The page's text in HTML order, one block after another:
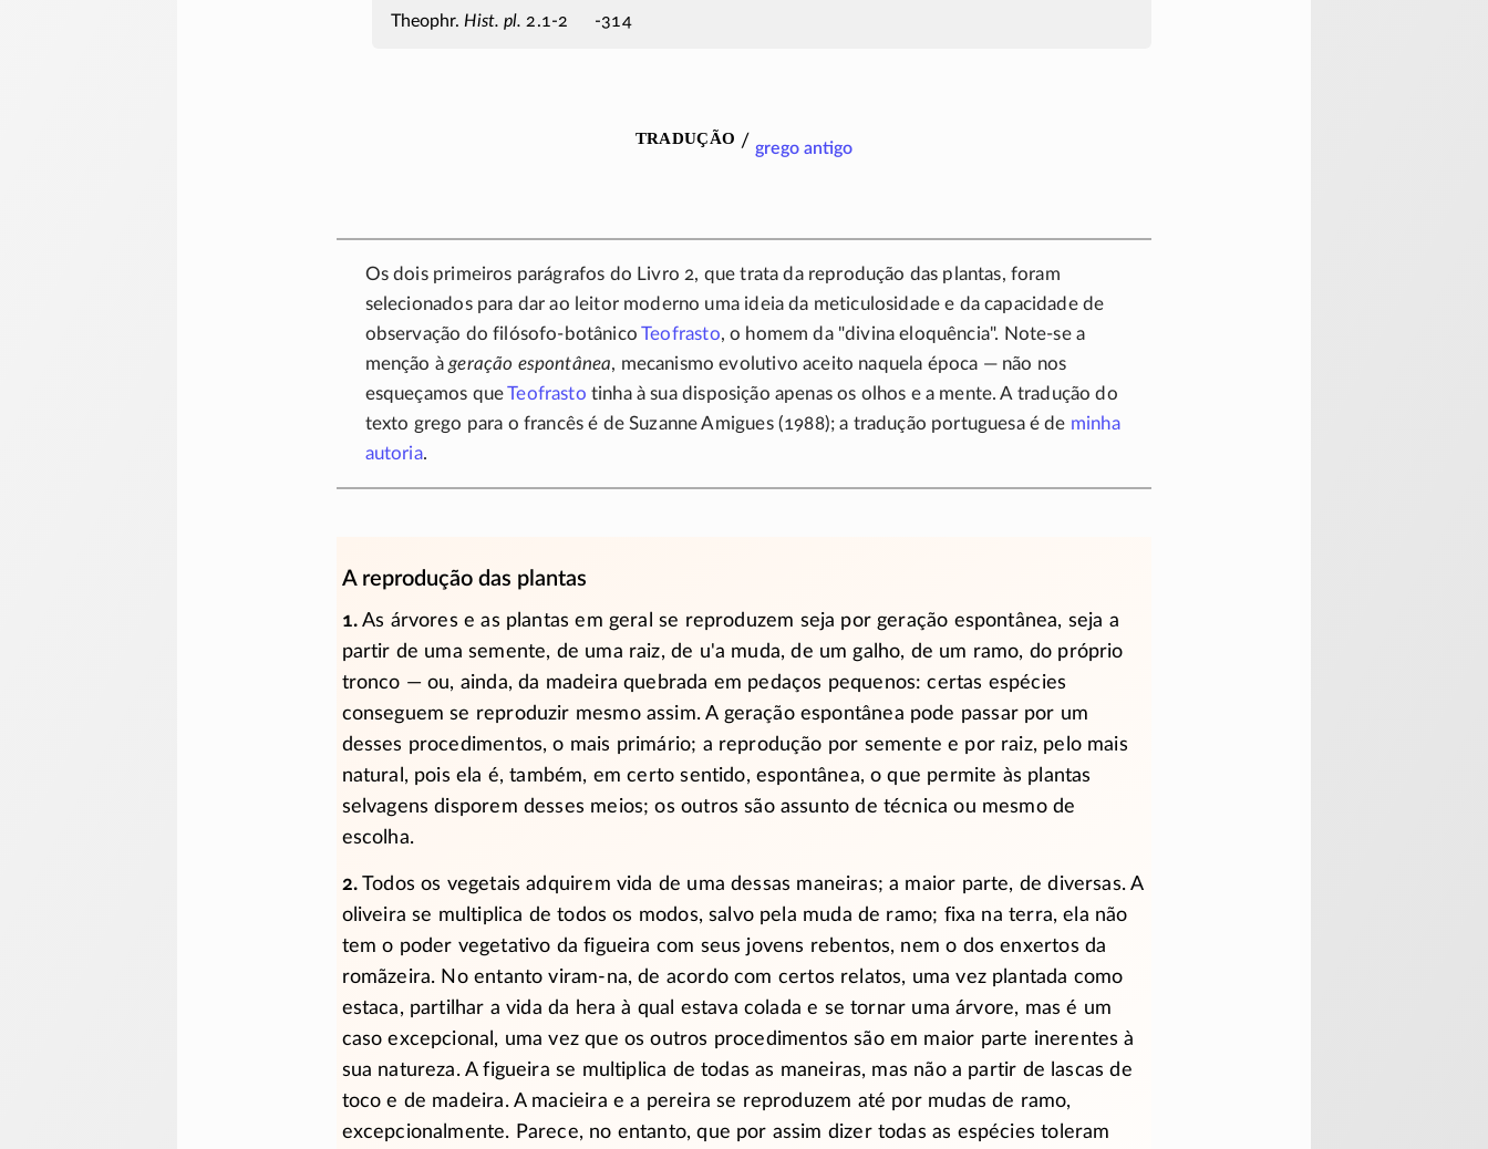
Theophr.Hist. pl. 2.1-2 -314
tradução / grego antigo
Os dois primeiros parágrafos do Livro 2, que trata da reprodução das plantas, foram
selecionados para dar ao leitor moderno uma ideia da meticulosidade e da capacidade de
observação dofilósofo-botânico Teofrasto, o homem da "divina eloquência". Note-sea
menção à geração espontânea, mecanismo evolutivo aceito naquela época — não nos
esqueçamos queTeofrasto tinha à sua disposição apenas os olhos e a mente. A tradução do
texto grego para o francês é de Suzanne Amigues (1988); a tradução portuguesa é de minha
autoria.
A reprodução das plantas
1.As árvores e as plantas em geral se reproduzem seja por geração espontânea, seja a
partir de uma semente, de uma raiz, de u'a muda, de um galho, de um ramo, do próprio
tronco — ou, ainda, da madeira quebrada em pedaços pequenos: certas espécies
conseguem se reproduzir mesmo assim. A geração espontânea pode passar por um
desses procedimentos, o mais primário; a reprodução por semente e por raiz, pelo mais
natural, pois ela é, também, em certo sentido, espontânea, o que permite às plantas
selvagens disporem desses meios; os outros são assunto de técnica ou mesmo de
escolha.
2.Todos os vegetais adquirem vida de uma dessas maneiras; a maior parte, de diversas. A
oliveira se multiplica de todos os modos, salvo pela muda de ramo; fixa na terra, ela não
tem o poder vegetativo da figueira com seus jovens rebentos, nem o dos enxertos da
romãzeira. No entantoviram-na, de acordo com certos relatos, uma vez plantada como
estaca, partilhar a vida da hera à qual estava colada e se tornar uma árvore, mas é um
caso excepcional, uma vez que os outros procedimentos são em maior parte inerentes à
sua natureza. A figueira se multiplica de todas as maneiras, mas não a partir de lascas de
toco e de madeira. A macieira e a pereira se reproduzem até por mudas de ramo,
excepcionalmente. Parece, no entanto, que por assim dizer todas as espécies toleram